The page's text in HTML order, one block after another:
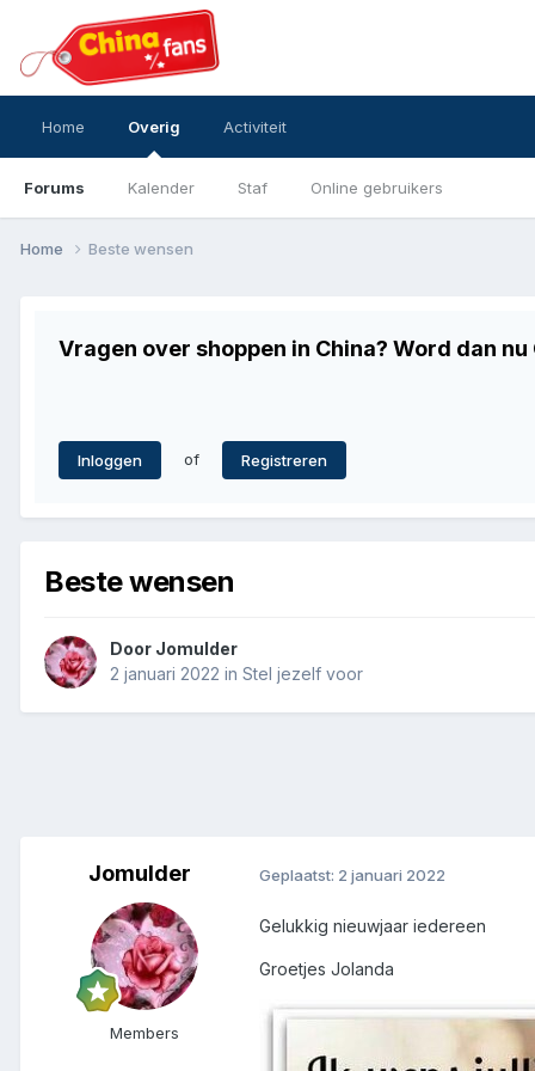
Home Overig
Forums Kalender Staf Online gebruikers
Activiteit
Home Beste wensen
Vragen over shoppen in China? Word dan
Inloggen of Registreren
Beste wensen
Door Jomulder
2 januari 2022 in Stel jezelf voor
Jomulder
Members
Geplaatst: 2 januari 2022
Gelukkig nieuwjaar iedereen
Groetjes Jolanda